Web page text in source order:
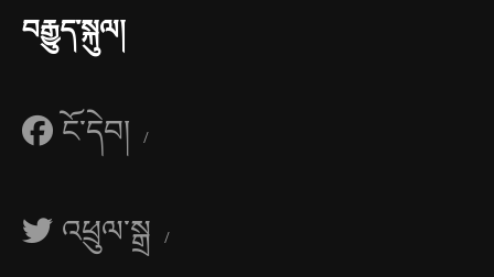
བརྒྱུད་སྐུལ།
ངོ་དེབ།
འཕྲུལ་སྒྲ